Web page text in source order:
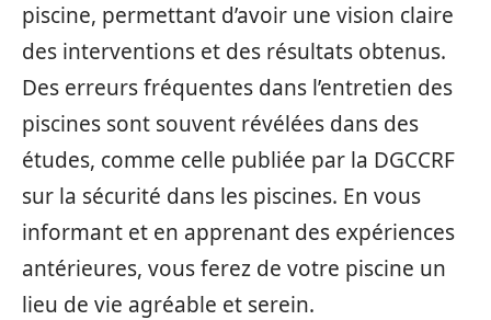
piscine, permettant d’avoir une vision claire
des interventions et des résultats obtenus.
Des erreurs fréquentes dans l’entretien des
piscines sont souvent révélées dans des
études, comme celle publiée par la DGCCRF
sur la sécurité dans les piscines. En vous
informant et en apprenant des expériences
antérieures, vous ferez de votre piscine un
lieu de vie agréable et serein.